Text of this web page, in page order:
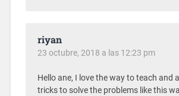
riyan
23 octubre, 2018 a las 12:23 pm
Hello ane, I love the way to teach and
tricks to solve the problems like this